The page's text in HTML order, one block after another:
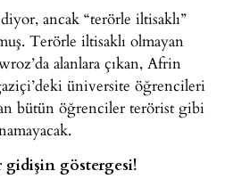
ancak “terörle iltisaklı”
Terörle iltisaklı olmayan
alanlara çıkan, Afrin
üniversite öğrencileri
bütün öğrenciler terörist gibi
gidişin göstergesi!